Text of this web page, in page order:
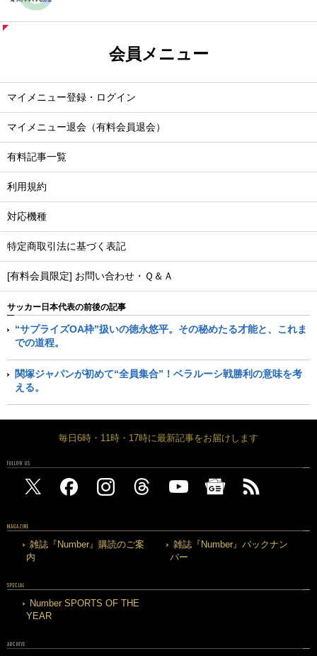
会員メニュー
マイメニュー登録・ログイン
マイメニュー退会（有料会員退会）
有料記事一覧
利用規約
対応機種
特定商取引法に基づく表記
[有料会員限定] お問い合わせ・Ｑ＆Ａ
サッカー日本代表の前後の記事
“サプライズOA枠”扱いの徳永悠平。その秘めたる才能と、これま
での道程。
関塚ジャパンが初めて“全員集合”！ベラルーシ戦勝利の意味を考
える。
毎日6時・11時・17時に最新記事をお届けします
FOLLOW US
MAGAZINE
雑誌『Number』購読のご案
内
雑誌『Number』バックナン
バー
SPECIAL
Number SPORTS OF THE
YEAR
ARCHIVE